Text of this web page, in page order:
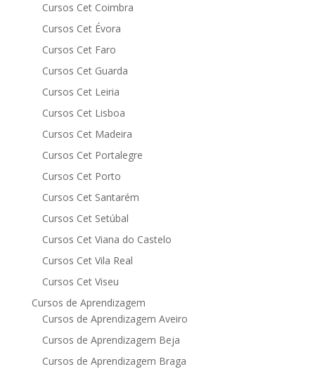
Cursos Cet Coimbra
Cursos Cet Évora
Cursos Cet Faro
Cursos Cet Guarda
Cursos Cet Leiria
Cursos Cet Lisboa
Cursos Cet Madeira
Cursos Cet Portalegre
Cursos Cet Porto
Cursos Cet Santarém
Cursos Cet Setúbal
Cursos Cet Viana do Castelo
Cursos Cet Vila Real
Cursos Cet Viseu
Cursos de Aprendizagem
Cursos de Aprendizagem Aveiro
Cursos de Aprendizagem Beja
Cursos de Aprendizagem Braga